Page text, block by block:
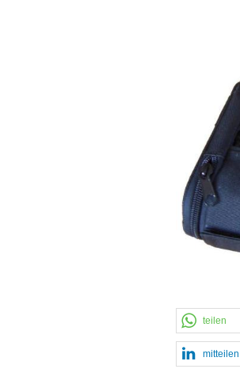
teilen
mitteilen